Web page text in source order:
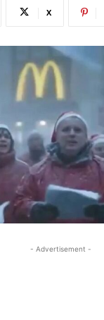
X
- Advertisement -